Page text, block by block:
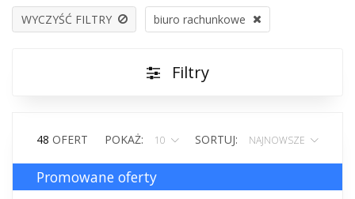
WYCZYŚĆ FILTRY biuro rachunkowe
Filtry
48 OFERT POKAŻ: 10 SORTUJ: NAJNOWSZE
Promowane oferty